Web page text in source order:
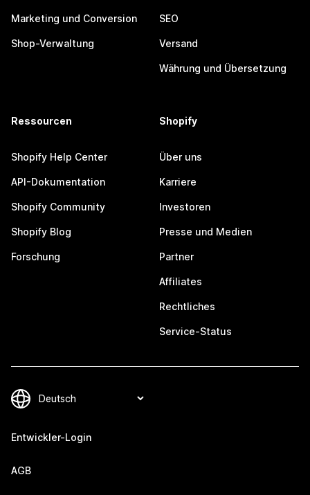
Marketing und Conversion
Shop-Verwaltung
SEO
Versand
Währung und Übersetzung
Ressourcen
Shopify Help Center
API-Dokumentation
Shopify Community
Shopify Blog
Forschung
Shopify
Über uns
Karriere
Investoren
Presse und Medien
Partner
Affiliates
Rechtliches
Service-Status
Entwickler-Login
AGB